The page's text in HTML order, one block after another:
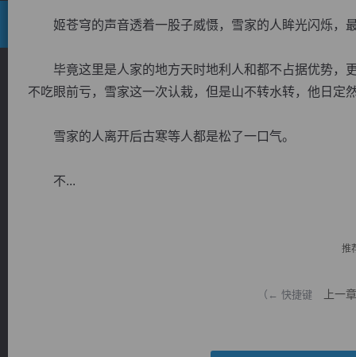
姬苍穹的声音透着一股子威慑，雪家的人眸光闪烁，
毕竟这里是人家的地方天时地利人和都不占据优势，
不吃眼前亏，雪家这一次认栽，但是山不转水转，他日定
雪家的人离开后古寒等人都是松了一口气。
不...
推
（← 快捷键 上一章